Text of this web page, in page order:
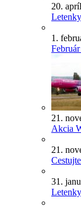
20.
1.
21.
Akcia
21.
31.